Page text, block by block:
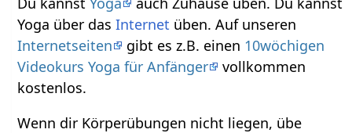
Yoga über dasInternet üben. Auf unseren
Internetseiten
gibt es z.B. einen 10wöchigen
Videokurs Yoga für Anfänger
vollkommen
kostenlos.
Wenn dir Körperübungen nicht liegen, übe